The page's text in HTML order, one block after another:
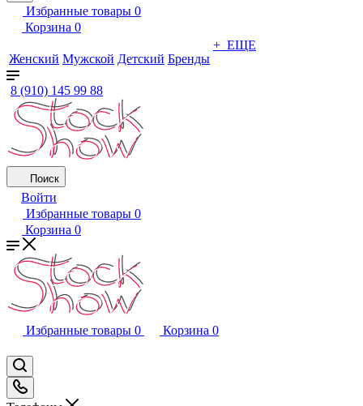
Избранные товары 0
Корзина 0
Женский Мужской Детский Бренды
+ ЕЩЕ
8 (910) 145 99 88
Поиск
Войти
Избранные товары 0
Корзина 0
Избранные товары 0 Корзина 0